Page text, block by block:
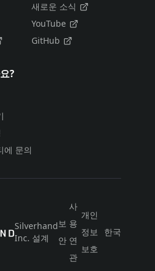
새로운 소식
YouTube
GitHub
?
에 문의
Silverhand
Inc. 설계
보
안
사
용
연
관
개인
정보
보호
한국어